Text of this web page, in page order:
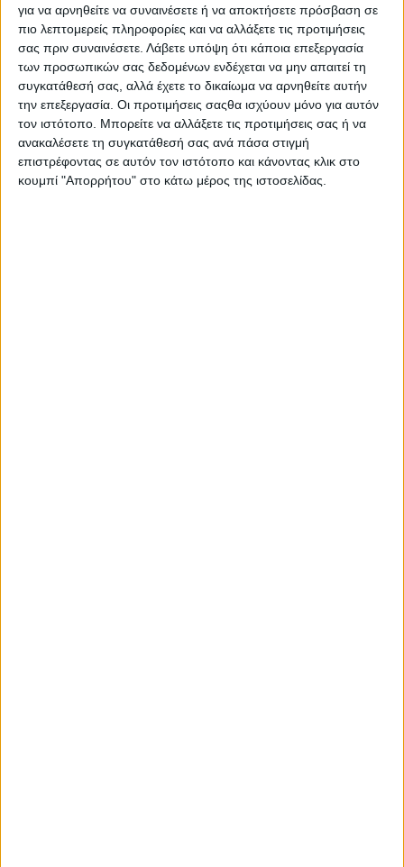
για να αρνηθείτε να συναινέσετε ή να αποκτήσετε πρόσβαση σε
πιο λεπτομερείς πληροφορίες και να αλλάξετε τις προτιμήσεις
σας πριν συναινέσετε. Λάβετε υπόψη ότι κάποια επεξεργασία
των προσωπικών σας δεδομένων ενδέχεται να μην απαιτεί τη
συγκατάθεσή σας, αλλά έχετε το δικαίωμα να αρνηθείτε αυτήν
την επεξεργασία. Οι προτιμήσεις σαςθα ισχύουν μόνο για αυτόν
τον ιστότοπο. Μπορείτε να αλλάξετε τις προτιμήσεις σας ή να
ανακαλέσετε τη συγκατάθεσή σας ανά πάσα στιγμή
επιστρέφοντας σε αυτόν τον ιστότοπο και κάνοντας κλικ στο
κουμπί "Απορρήτου" στο κάτω μέρος της ιστοσελίδας.